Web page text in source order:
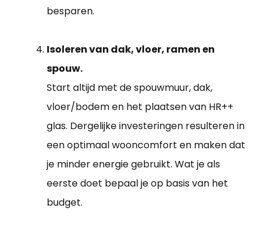
besparen.
Isoleren van dak, vloer, ramen en
spouw.
Start altijd met de spouwmuur, dak,
vloer/bodem en het plaatsen van HR++
glas. Dergelijke investeringen resulteren in
een optimaal wooncomfort en maken dat
je minder energie gebruikt. Wat je als
eerste doet bepaal je op basis van het
budget.